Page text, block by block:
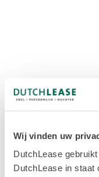
Wij vinden uw
DutchLease gebruikt
DutchLease in staat